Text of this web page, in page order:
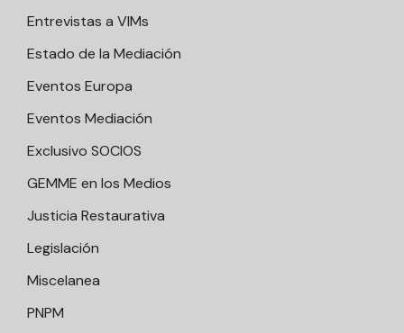
Entrevistas a VIMs
Estado de la Mediación
Eventos Europa
Eventos Mediación
Exclusivo SOCIOS
GEMME en los Medios
Justicia Restaurativa
Legislación
Miscelanea
PNPM